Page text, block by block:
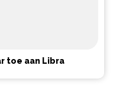
toe aan Libra